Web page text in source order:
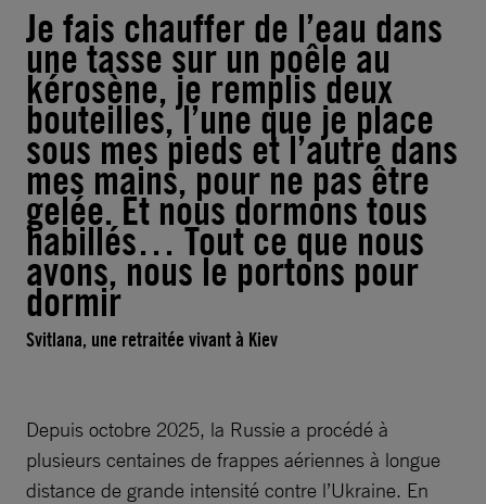
Je fais chauffer de l’eau dans
une tasse sur un poêle au
kérosène, je remplis deux
bouteilles, l’une que je place
sous mes pieds et l’autre dans
mes mains, pour ne pas être
gelée. Et nous dormons tous
habillés… Tout ce que nous
avons, nous le portons pour
dormir
Svitlana, une retraitée vivant à Kiev
Depuis octobre 2025, la Russie a procédé à
plusieurs centaines de frappes aériennes à longue
distance de grande intensité contre l’Ukraine. En